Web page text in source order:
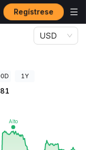
Regístrese
STK
USD
1Y